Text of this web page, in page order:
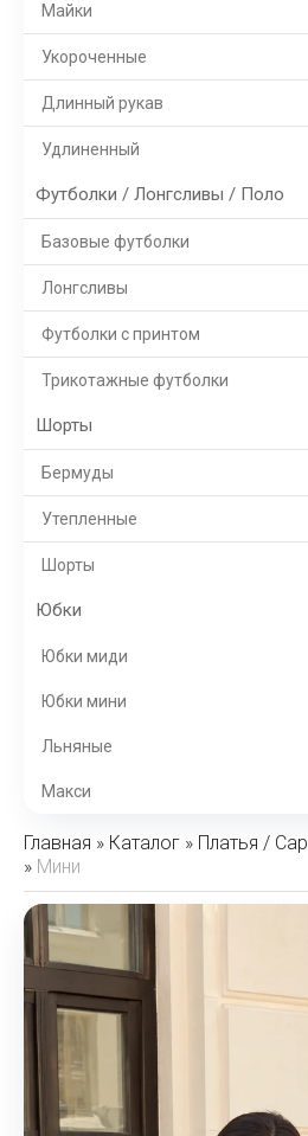
Майки
Укороченные
Длинный рукав
Удлиненный
Футболки / Лонгсливы / Поло
Базовые футболки
Лонгсливы
Футболки с принтом
Трикотажные футболки
Шорты
Бермуды
Утепленные
Шорты
Юбки
Юбки миди
Юбки мини
Льняные
Макси
Главная » Каталог » Платья /
» Мини